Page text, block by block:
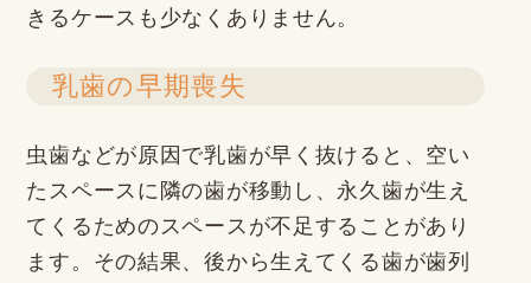
きるケースも少なくありません。
乳歯の早期喪失
虫歯などが原因で乳歯が早く抜けると、空い
たスペースに隣の歯が移動し、永久歯が生え
てくるためのスペースが不足することがあり
ます。その結果、後から生えてくる歯が歯列